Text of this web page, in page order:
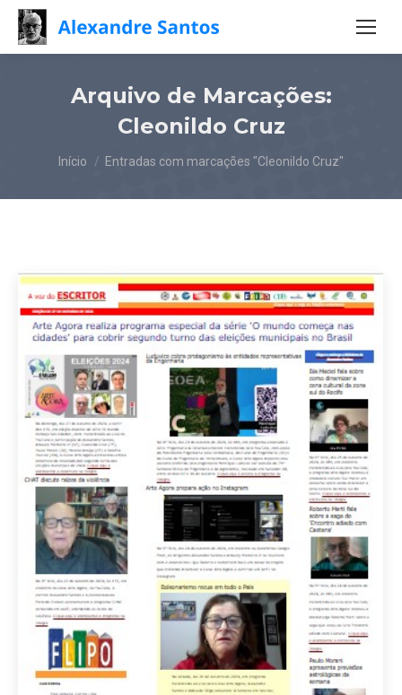
Arquivo de Marcações:
Cleonildo Cruz
Você está aqui:
Início Entradas com marcações "Cleonildo Cruz"